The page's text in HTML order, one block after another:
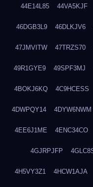
44E14L85 44VA5KJF
46DGB3L9 46DLKJV6
47JMVITW 47TRZS70
49R1GYE9 49SPF3MJ
4BOKJ6KQ 4C9HCESS
4DWPQY14 4DYW6NWM
4EE6J1ME 4ENC34CO
4GJRPJFP
4H5VY3Z1 4HCW1AJA